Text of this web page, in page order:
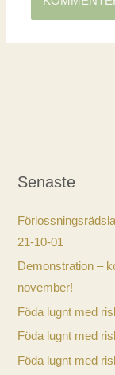
Senaste
21-10-01
Demonstration –
november!
Föda lugnt med
Föda lugnt med
Föda lugnt med